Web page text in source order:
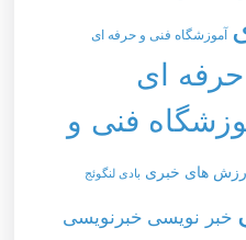
آموزشگاه فنی و حرفه ای
ای
فنی و
های خبری بادی لنگوئج
خبر نویسی خبرنویسی